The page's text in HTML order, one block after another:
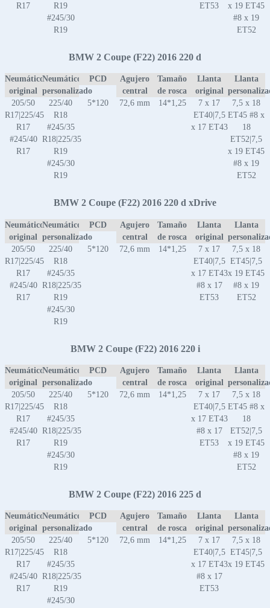
R17
R19
#245/30
R19
ET53
x 19 ET45
#8 x 19
ET52
BMW 2 Coupe (F22) 2016 220 d
Neumático
original
Neumático
personalizado
PCD
Agujero
central
Tamaño
de rosca
Llanta
original
Llanta
205/50
R17|225/45
R17
#245/40
R17
225/40
R18
#245/35
R18|225/35
R19
#245/30
R19
5*120 72,6 mm 14*1,25
7 x 17
ET40|7,5
x 17 ET43
7,5 x 18
ET45 #8 x
18
ET52|7,5
x 19 ET45
#8 x 19
ET52
BMW 2 Coupe (F22) 2016 220 d xDrive
Neumático
original
Neumático
personalizado
PCD
Agujero
central
Tamaño
de rosca
Llanta
original
Llanta
205/50
R17|225/45
R17
#245/40
R17
225/40
R18
#245/35
R18|225/35
R19
#245/30
R19
5*120 72,6 mm 14*1,25
7 x 17
ET40|7,5
x 17 ET43
#8 x 17
ET53
7,5 x 18
ET45|7,5
x 19 ET45
#8 x 19
ET52
BMW 2 Coupe (F22) 2016 220 i
Neumático
original
Neumático
personalizado
PCD
Agujero
central
Tamaño
de rosca
Llanta
original
Llanta
205/50
R17|225/45
R17
#245/40
R17
225/40
R18
#245/35
R18|225/35
R19
#245/30
R19
5*120 72,6 mm 14*1,25
7 x 17
ET40|7,5
x 17 ET43
#8 x 17
ET53
7,5 x 18
ET45 #8 x
18
ET52|7,5
x 19 ET45
#8 x 19
ET52
BMW 2 Coupe (F22) 2016 225 d
Neumático
original
Neumático
personalizado
PCD
Agujero
central
Tamaño
de rosca
Llanta
original
Llanta
205/50
R17|225/45
R17
#245/40
R17
225/40
R18
#245/35
R18|225/35
R19
#245/30
5*120 72,6 mm 14*1,25
7 x 17
ET40|7,5
x 17 ET43
#8 x 17
ET53
7,5 x 18
ET45|7,5
x 19 ET45